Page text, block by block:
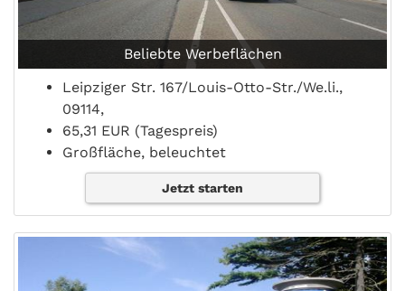
Beliebte Werbeflächen
Leipziger Str. 167/Louis-Otto-Str./We.li.,
09114,
65,31 EUR (Tagespreis)
Großfläche, beleuchtet
Jetzt starten